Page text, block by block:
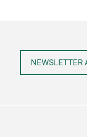
NEWSLETTER